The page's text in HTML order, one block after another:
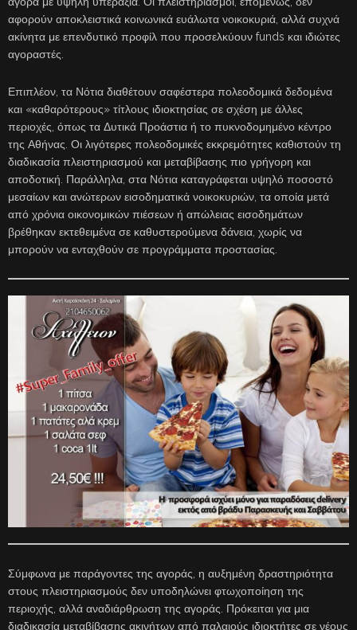
αφορούν αποκλειστικά κοινωνικά ευάλωτα νοικοκυριά, αλλά συχνά
ακίνητα με επενδυτικό προφίλ που προσελκύουν funds και ιδιώτες
αγοραστές.
Επιπλέον, τα Νότια διαθέτουν σαφέστερα πολεοδομικά δεδομένα
και «καθαρότερους» τίτλους ιδιοκτησίας σε σχέση με άλλες
περιοχές, όπως τα Δυτικά Προάστια ή το πυκνοδομημένο κέντρο
της Αθήνας. Οι λιγότερες πολεοδομικές εκκρεμότητες καθιστούν τη
διαδικασία πλειστηριασμού και μεταβίβασης πιο γρήγορη και
αποδοτική. Παράλληλα, στα Νότια καταγράφεται υψηλό ποσοστό
μεσαίων και ανώτερων εισοδηματικά νοικοκυριών, τα οποία μετά
από χρόνια οικονομικών πιέσεων ή απώλειας εισοδημάτων
βρέθηκαν εκτεθειμένα σε καθυστερούμενα δάνεια, χωρίς να
μπορούν να ενταχθούν σε προγράμματα προστασίας.
Σύμφωνα με παράγοντες της αγοράς, η αυξημένη δραστηριότητα
στους πλειστηριασμούς δεν υποδηλώνει φτωχοποίηση της
περιοχής, αλλά αναδιάρθρωση της αγοράς. Πρόκειται για μια
διαδικασία μεταβίβασης ακινήτων από παλαιούς ιδιοκτήτες σε νέους